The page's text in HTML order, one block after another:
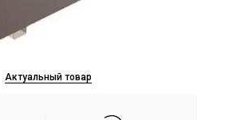
Актуальный товар